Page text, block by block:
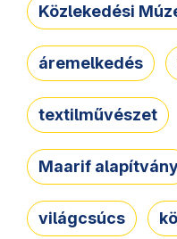
Közlekedési
áremelkedés
textilművészet
Maarif
világcsúcs